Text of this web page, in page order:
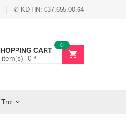
✆ KD HN: 037.655.00.64
CART
item(s) -0 ₫
0
Trợ